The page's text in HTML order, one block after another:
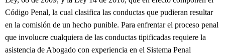
Código Penal, la cual clasifica las conductas que pudieran resultar
en la comisión de un hecho punible. Para enfrentar el proceso penal
que involucre cualquiera de las conductas tipificadas requiere la
asistencia de Abogado con experiencia en el Sistema Penal